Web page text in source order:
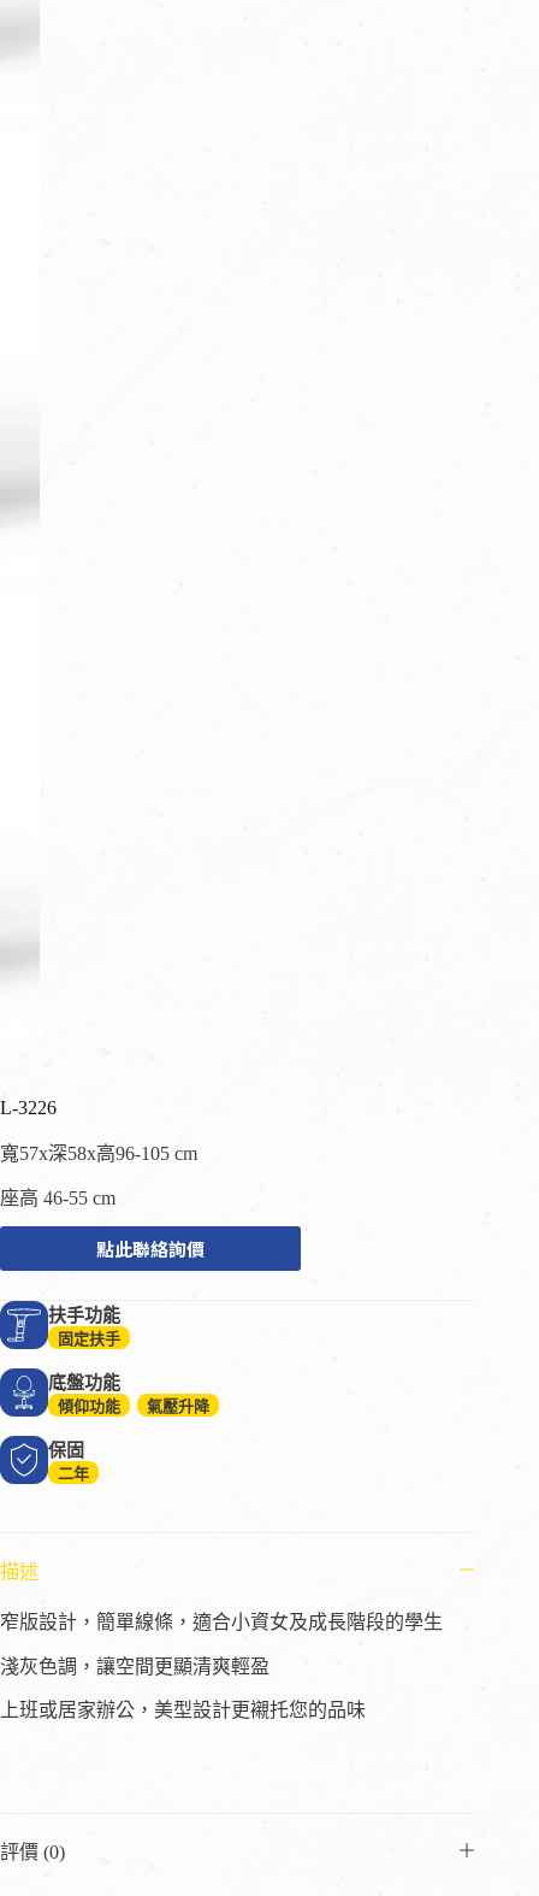
L-3226
寬57x深58x高96-105 cm
座高 46-55 cm
點此聯絡詢價
扶手功能
固定扶手
底盤功能
傾仰功能 氣壓升降
保固
二年
描述
窄版設計，簡單線條，適合小資女及成長階段的學生
淺灰色調，讓空間更顯清爽輕盈
上班或居家辦公，美型設計更襯托您的品味
評價 (0)